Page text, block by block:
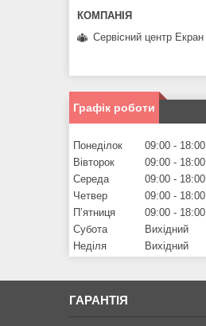
Сервісний центр Екран
Графік роботи
Понеділок 09:00
18:00
Вівторок
09:00
18:00
Середа
09:00
18:00
Четвер
09:00
18:00
Пʼятниця
09:00
18:00
Субота
Вихідний
Неділя
Вихідний
ГАРАНТІЯ